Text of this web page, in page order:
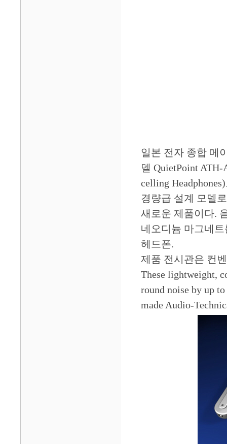
일본 전자 종합 메
델 QuietPoint
celling
경량급 설계 모델
새로운 제품이다.
네오디늄 마그네
헤드폰.
제품 전시관은 컨
These lightweight,
round noise by up
made Audio-